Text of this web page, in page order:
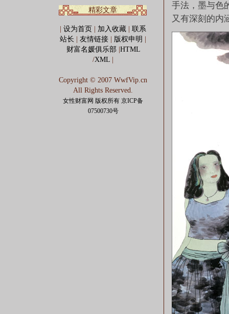
精彩文章
手法，墨与色
又有深刻的内
设为首页 加入收藏
联系
站长
友情链接 版权申明
财富名媛俱乐部 HTML
/XML
Copyright © 2007 WwfVip.cn
All Rights Reserved.
女性财富网 版权所有 京ICP备
07500730号